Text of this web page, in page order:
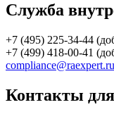
Служба
+7 (495) 225-34-44
+7 (499) 418-00-41
compliance@raexpert.ru
Контакты